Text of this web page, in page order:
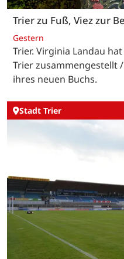
Trier zu Fuß, Viez zur
Gestern
Trier. Virginia Landau
Trier zusammengestellt
ihres neuen Buchs.
Stadt Trier